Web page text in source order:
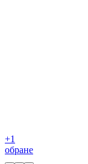
+1
обране